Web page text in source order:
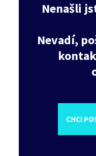
Nenašli
Nevadí,
CHCI